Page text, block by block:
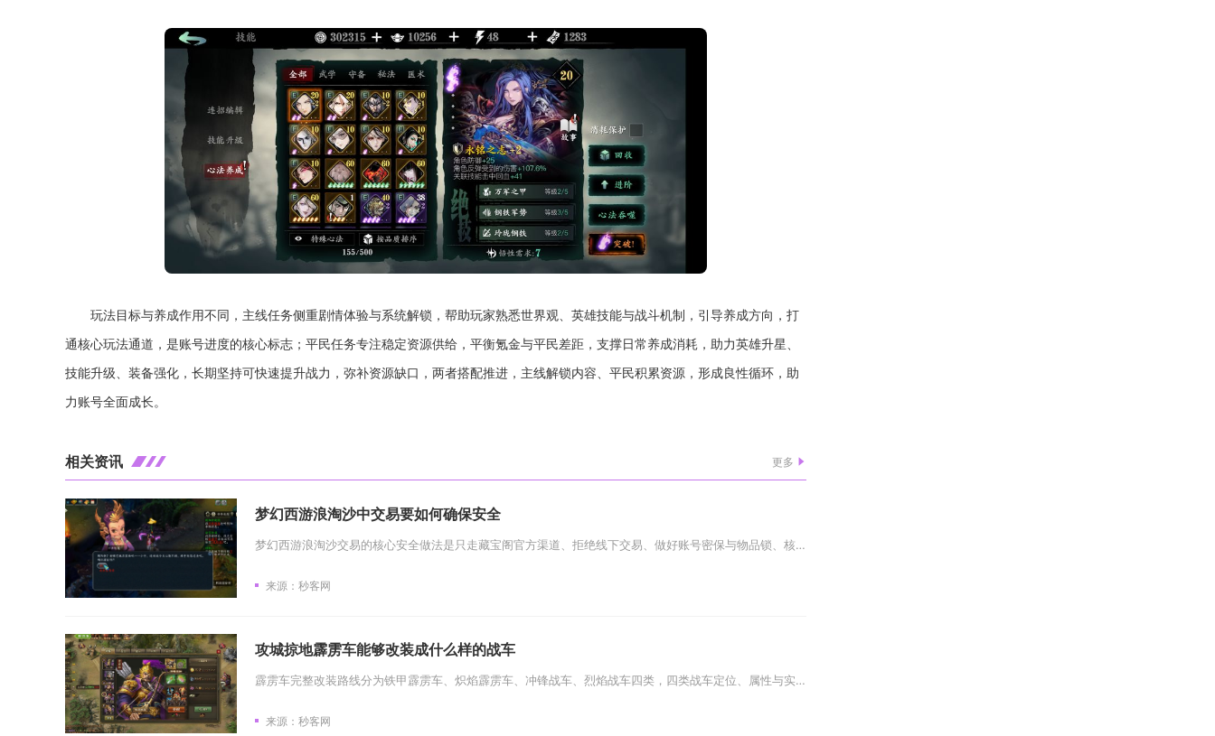
玩法目标与养成作用不同，主线任务侧重剧情体验与系统解锁，帮助玩家熟悉世界观、英雄技能与战斗机制，引导养成方向，打
通核心玩法通道，是账号进度的核心标志；平民任务专注稳定资源供给，平衡氪金与平民差距，支撑日常养成消耗，助力英雄升星、
技能升级、装备强化，长期坚持可快速提升战力，弥补资源缺口，两者搭配推进，主线解锁内容、平民积累资源，形成良性循环，助
力账号全面成长。
相关资讯 更多
梦幻西游浪淘沙中交易要如何确保安全
梦幻西游浪淘沙交易的核心安全做法是只走藏宝阁官方渠道、拒绝线下交易、做好账号密保与物品锁、核对礼盒状态与交易次数、留存全...
来源：秒客网
攻城掠地霹雳车能够改装成什么样的战车
霹雳车完整改装路线分为铁甲霹雳车、炽焰霹雳车、冲锋战车、烈焰战车四类，四类战车定位、属性与实战用途完全区分，从基础器械逐...
来源：秒客网